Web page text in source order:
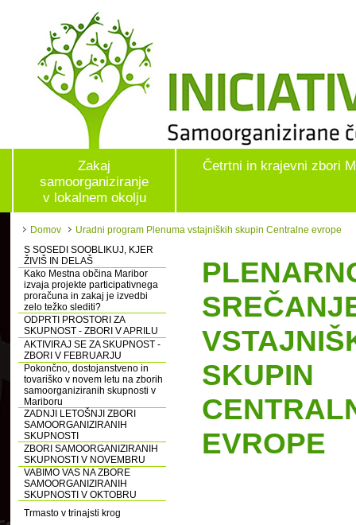
Zakaj
samoorganiziranje
v lokalnem okolju
Četrtni in krajevni zbori
Domov
Uradni program Plenuma vstajniških skupin Centralne evrope
S SOSEDI SOOBLIKUJ, KJER
ŽIVIŠ IN DELAŠ
Kako Mestna občina Maribor
izvaja projekte participativnega
proračuna in zakaj je izvedbi
zelo težko slediti?
ODPRTI PROSTORI ZA
SKUPNOST - ZBORI V APRILU
AKTIVIRAJ SE ZA SKUPNOST -
ZBORI V FEBRUARJU
Pokončno, dostojanstveno in
tovariško v novem letu na zborih
samoorganiziranih skupnosti v
Mariboru
ZADNJI LETOŠNJI ZBORI
SAMOORGANIZIRANIH
SKUPNOSTI
ZBORI SAMOORGANIZIRANIH
SKUPNOSTI V NOVEMBRU
VABIMO VAS NA ZBORE
SAMOORGANIZIRANIH
SKUPNOSTI V OKTOBRU
Trmasto v trinajsti krog
SKUPIN
EVROPE